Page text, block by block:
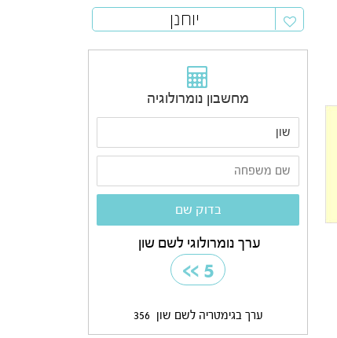
יוחנן
מחשבון נומרולוגיה
ערך נומרולוגי לשם שון
5
>>
ערך בגימטריה לשם שון 356